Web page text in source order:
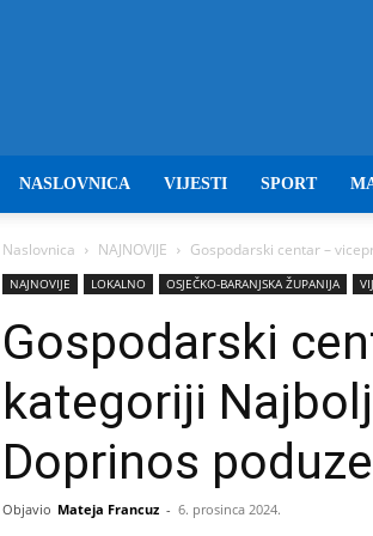
NASLOVNICA VIJESTI SPORT
Naslovnica NAJNOVIJE Gospodarski centar –
NAJNOVIJE LOKALNO OSJEČKO-BARANJSKA ŽUPANIJA
Gospodarski
kategoriji
Doprinos
Objavio Mateja Francuz - 6. prosinca 2024.